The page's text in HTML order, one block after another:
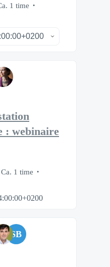
1 time
: webinaire
Ca. 1 time
SB